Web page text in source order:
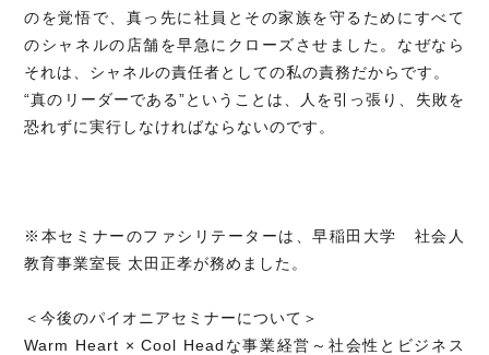
のを覚悟で、真っ先に社員とその家族を守るためにすべて
のシャネルの店舗を早急にクローズさせました。なぜなら
それは、シャネルの責任者としての私の責務だからです。
“真のリーダーである”ということは、人を引っ張り、失敗を
恐れずに実行しなければならないのです。
※本セミナーのファシリテーターは、早稲田大学 社会人
教育事業室長 太田正孝が務めました。
＜今後のパイオニアセミナーについて＞
Warm Heart × Cool Headな事業経営～社会性とビジネス